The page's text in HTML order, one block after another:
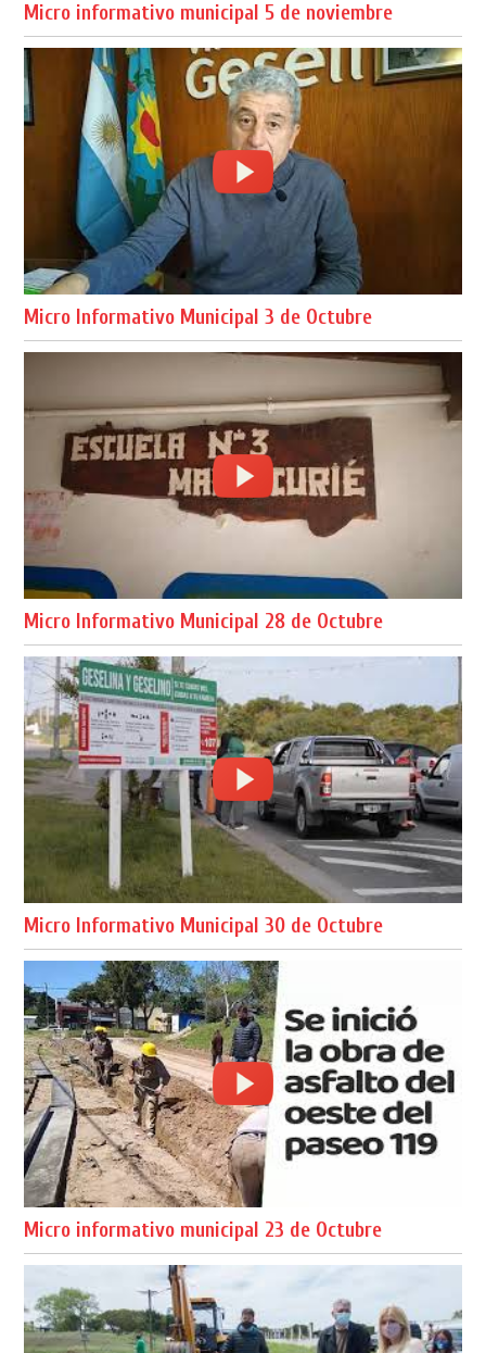
Micro informativo municipal 5 de noviembre
Micro Informativo Municipal 3 de Octubre
Micro Informativo Municipal 28 de Octubre
Micro Informativo Municipal 30 de Octubre
Micro informativo municipal 23 de Octubre